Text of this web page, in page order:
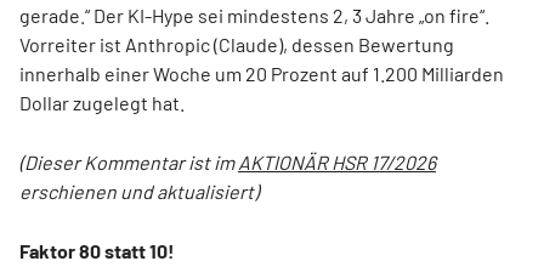
gerade.“ Der KI-Hype sei mindestens 2, 3 Jahre „on fire“.
Vorreiter ist Anthropic (Claude), dessen Bewertung
innerhalb einer Woche um 20 Prozent auf 1.200 Milliarden
Dollar zugelegt hat.
(Dieser Kommentar ist imAKTIONÄR HSR 17/2026
erschienen und aktualisiert)
Faktor 80 statt 10!